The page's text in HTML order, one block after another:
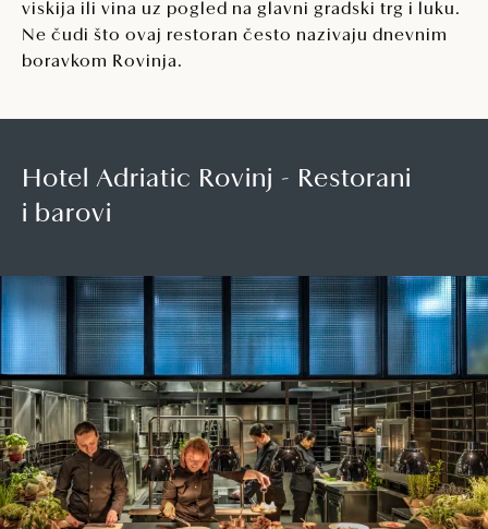
viskija ili vina uz pogled na glavni gradski trg i luku.
Ne čudi što ovaj restoran često nazivaju dnevnim
boravkom Rovinja.
Hotel Adriatic Rovinj - Restorani
i barovi